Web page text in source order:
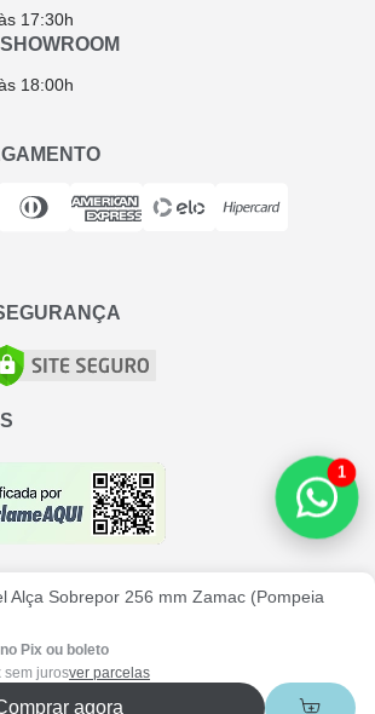
Alça Sobrepor 256 mm Zamac (Pompeia
Pix ou boleto
sem jurosver parcelas
agora
17:30h
18:00h
Importação LTDA
- Anita Garibaldi, Joinville - SC
| Todos os direitos reservados
1